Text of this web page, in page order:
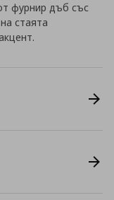
фурнир дъб със
стаята